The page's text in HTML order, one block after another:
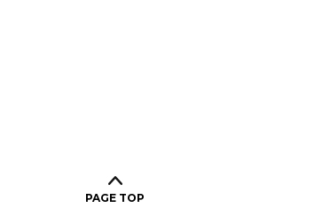
PAGE TOP